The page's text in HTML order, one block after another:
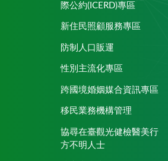
際公約(ICERD)專區
新住民照顧服務專區
防制人口販運
性別主流化專區
跨國境婚姻媒合資訊專區
移民業務機構管理
協尋在臺觀光健檢醫美行
方不明人士